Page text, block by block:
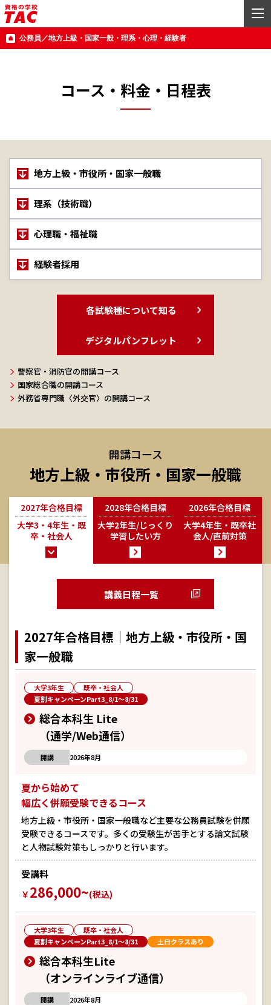
公務員／地方上級・国家一般・理系・心理・経験者
コース・料金・日程表
地方上級・市役所・国家一般職
理系（技術職）
心理職・福祉職
経験者採用
各試験種について知る
デジタルパンフレット
警察官・消防官の開講コース
国家総合職の開講コース
外務省専門職〈外交官〉の開講コース
開講コース
地方上級・市役所・国家一般職
2027年合格目標
大学3・4年生・既
卒・社会人
2028年合格目標
大学2年生/じっくり
学習したい方
2026年合格目標
大学4年生・既卒社
会人/直前対策
講義日程一覧
2027年合格目標｜地方上級・市役所・国
家一般職
大学3年生
既卒・社会人
夏割キャンペーンPart3_8/1～8/31
総合本科生 Lite
（通学/Web通信）
開講 2026年8月
夏から始めて
幅広く併願受験できるコース
地方上級・市役所・国家一般職など主要な公務員試験を併願
受験できるコースです。多くの受験生が苦手とする論文試験
と人物試験対策もしっかりと行います。
受講料
￥286,000~(税込)
大学3年生
既卒・社会人
夏割キャンペーンPart3_8/1～8/31
土日クラスあり
総合本科生Lite
（オンラインライブ通信）
開講 2026年8月